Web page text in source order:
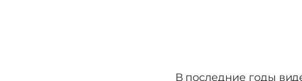
В последние годы